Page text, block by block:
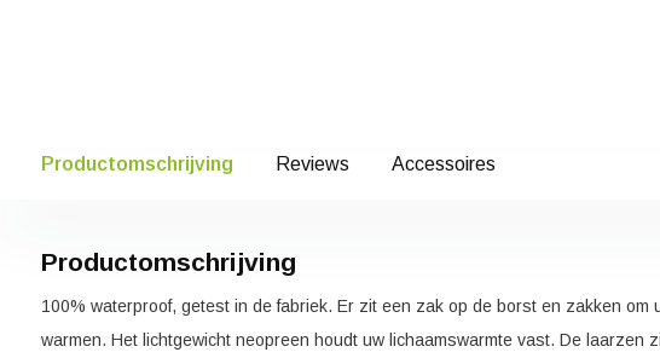
Productomschrijving Reviews Accessoires
Productomschrijving
100% waterproof, getest in de fabriek. Er zit een zak op de borst en zakken om
warmen. Het lichtgewicht neopreen houdt uw lichaamswarmte vast. De laarzen